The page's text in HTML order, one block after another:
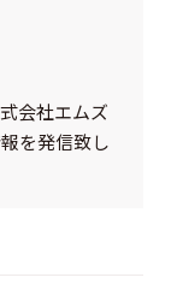
会社エムズ
を発信致し